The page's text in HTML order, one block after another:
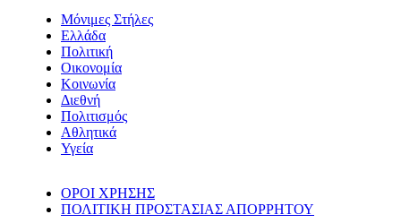
Μόνιμες Στήλες
Ελλάδα
Πολιτική
Οικονομία
Κοινωνία
Διεθνή
Πολιτισμός
Αθλητικά
Υγεία
ΟΡΟΙ ΧΡΗΣΗΣ
ΠΟΛΙΤΙΚΗ ΠΡΟΣΤΑΣΙΑΣ ΑΠΟΡΡΗΤΟΥ